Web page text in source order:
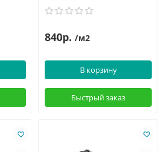
840р. /м2
В корзину
Быстрый заказ